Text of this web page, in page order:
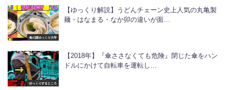
食の謎ゆっくり大学
【ゆっくり解説】うどんチェーン史上人気の丸亀製
麺・はなまる・なか卯の違いが面…
ゆっくりするところ
【2018年】『傘ささなくても危険』閉じた傘をハン
ドルにかけて自転車を運転し…